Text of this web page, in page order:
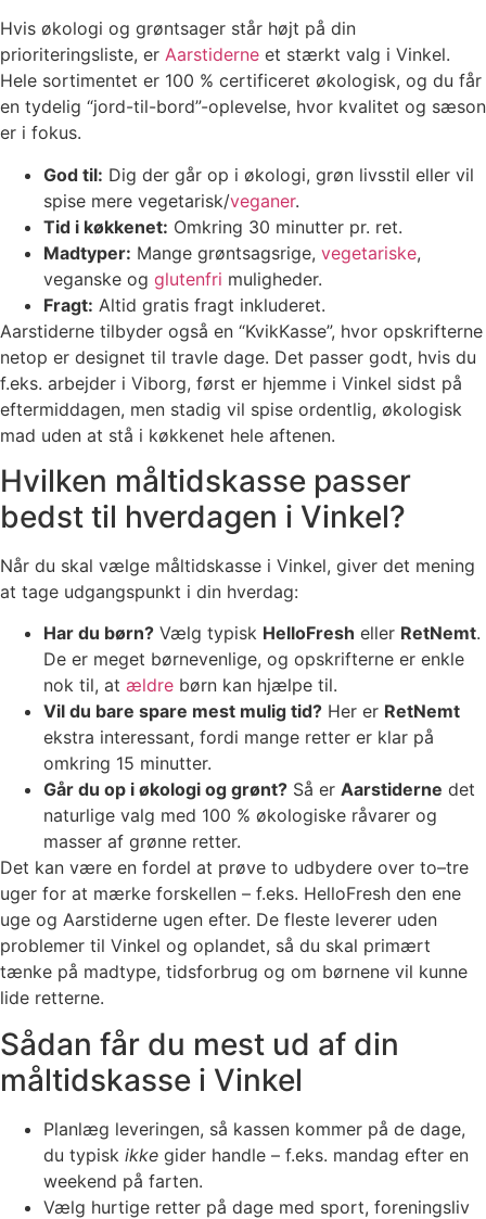
Hvis økologi og grøntsager står højt på din
prioriteringsliste, er Aarstiderne et stærkt valg i Vinkel.
Hele sortimentet er 100 % certificeret økologisk, og du får
en tydelig “jord-til-bord”-oplevelse, hvor kvalitet og sæson
er i fokus.
God til: Dig der går op i økologi, grøn livsstil eller vil
spise mere vegetarisk/veganer.
Tid i køkkenet: Omkring 30 minutter pr. ret.
Madtyper: Mange grøntsagsrige, vegetariske,
veganske og glutenfri muligheder.
Fragt: Altid gratis fragt inkluderet.
Aarstiderne tilbyder også en “KvikKasse”, hvor opskrifterne
netop er designet til travle dage. Det passer godt, hvis du
f.eks. arbejder i Viborg, først er hjemme i Vinkel sidst på
eftermiddagen, men stadig vil spise ordentlig, økologisk
mad uden at stå i køkkenet hele aftenen.
Hvilken måltidskasse passer
bedst til hverdagen i Vinkel?
Når du skal vælge måltidskasse i Vinkel, giver det mening
at tage udgangspunkt i din hverdag:
Har du børn? Vælg typisk HelloFresh eller RetNemt.
De er meget børnevenlige, og opskrifterne er enkle
nok til, at ældre børn kan hjælpe til.
Vil du bare spare mest mulig tid? Her er RetNemt
ekstra interessant, fordi mange retter er klar på
omkring 15 minutter.
Går du op i økologi og grønt? Så er Aarstiderne det
naturlige valg med 100 % økologiske råvarer og
masser af grønne retter.
Det kan være en fordel at prøve to udbydere over to–tre
uger for at mærke forskellen – f.eks. HelloFresh den ene
uge og Aarstiderne ugen efter. De fleste leverer uden
problemer til Vinkel og oplandet, så du skal primært
tænke på madtype, tidsforbrug og om børnene vil kunne
lide retterne.
Sådan får du mest ud af din
måltidskasse i Vinkel
Planlæg leveringen, så kassen kommer på de dage,
du typisk ikke gider handle – f.eks. mandag efter en
weekend på farten.
Vælg hurtige retter på dage med sport, foreningsliv